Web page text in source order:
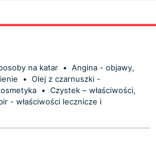
na katar • Angina - objawy,
• Olej z czarnuszki -
• Czystek – właściwości,
- właściwości lecznicze i